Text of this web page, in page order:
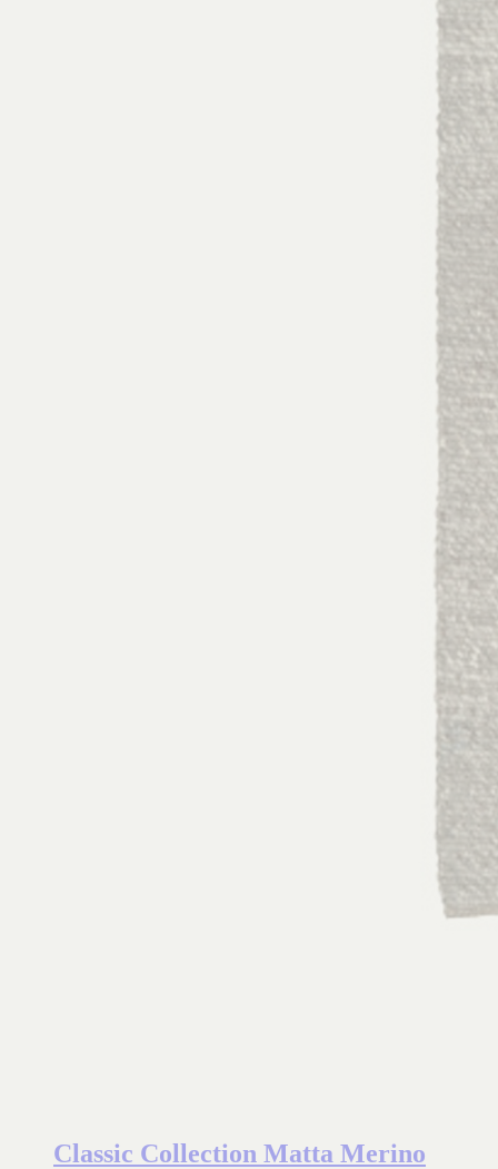
Classic Collection Matta Merino